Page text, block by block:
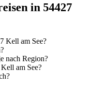
in 54427
Kell am See?
nach Region?
am See?